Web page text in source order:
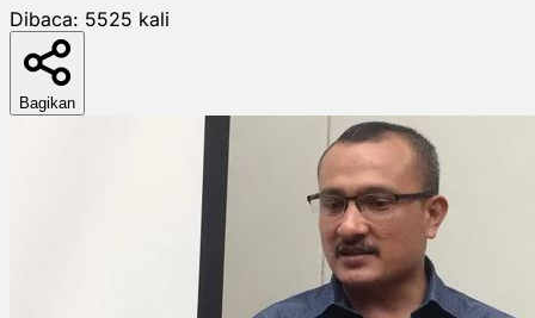
Dibaca: 5525 kali
Bagikan